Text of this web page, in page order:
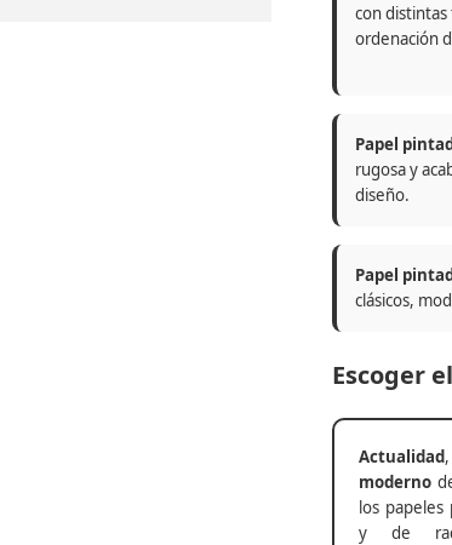
con
ordenación
Papel
rugosa y
diseño.
Papel
clásicos,
Escoger
Actualidad
moderno
los papeles
y de